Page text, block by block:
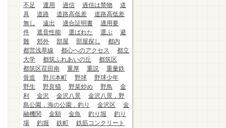
不足
運用 過信 過信は禁物
道
具
道路 道路高低差
道路高低差
無し
遠出 適合証明書
適用要
件
遮音性能 選ばれた 選ぶ
避
難
郊外 部屋 部屋探し
都内
都営浅草線
都心へのアクセス
都立
大学
都筑ふれあいの丘
都筑区
都筑区荏田南
重厚 重説
重量鉄
骨造
野川本町 野球
野球少年
野生
野良猫 野菜炒め 野鳥
金
利
金沢 金沢八景
金沢八景，野
島公園，海の公園，釣り
金沢区
金
融機関
金額 金魚 釣り堀
釣り
場
釣堀 鉄町
鉄筋コンクリート